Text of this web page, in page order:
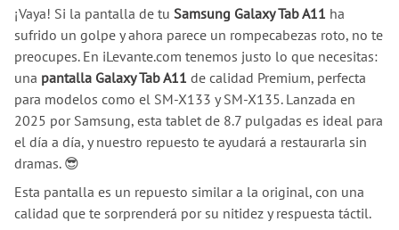
¡Vaya! Si la pantalla de tu Samsung Galaxy Tab A11 ha
sufrido un golpe y ahora parece un rompecabezas roto, no te
preocupes. En iLevante.com tenemos justo lo que necesitas:
una pantalla Galaxy Tab A11 de calidad Premium, perfecta
para modelos como el SM-X133 y SM-X135. Lanzada en
2025 por Samsung, esta tablet de 8.7 pulgadas es ideal para
el día a día, y nuestro repuesto te ayudará a restaurarla sin
dramas. 😎
Esta pantalla es un repuesto similar a la original, con una
calidad que te sorprenderá por su nitidez y respuesta táctil.